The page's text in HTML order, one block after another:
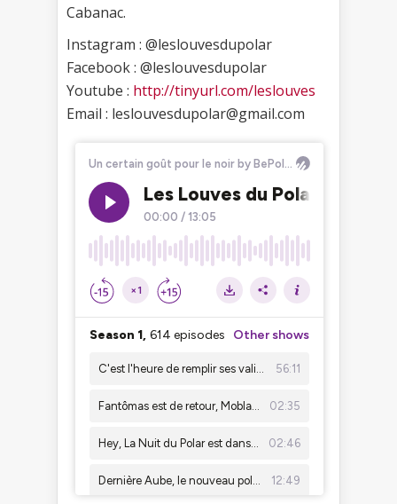
Cabanac.
Instagram : @leslouvesdupolar
Facebook : @leslouvesdupolar
Youtube : http://tinyurl.com/leslouves
Email : leslouvesdupolar@gmail.com